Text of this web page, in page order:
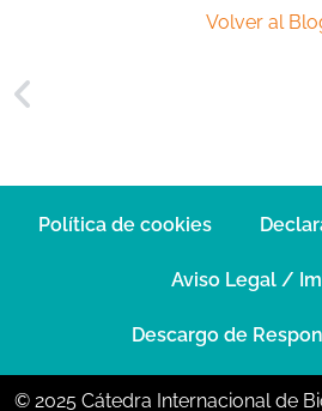
Volver al
Política de cookies
Aviso Legal /
Descargo de
© 2025 Cátedra Internacional de